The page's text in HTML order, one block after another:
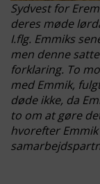
Sydvest for
deres møde
I.flg. Emmiks
men denne
forklaring. To
med Emmik,
døde ikke, da
to om at gøre
hvorefter